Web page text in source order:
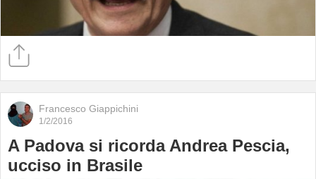
Francesco Giappichini
1/2/2016
A Padova si ricorda Andrea Pescia,
ucciso in Brasile